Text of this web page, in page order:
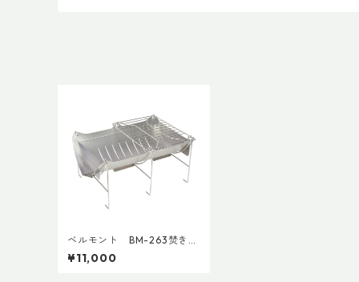
ベルモント BM-263焚き火
台 TABI (収納ケース付）
¥11,000